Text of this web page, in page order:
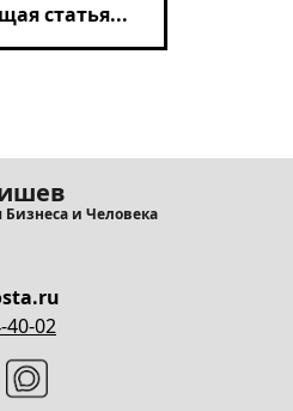
статья...
40-02
Бизнеса и Человека